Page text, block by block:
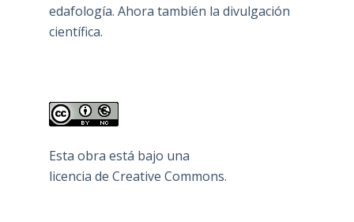
edafología. Ahora también la divulgación
científica.
Esta obra está bajo una
licencia de Creative Commons.